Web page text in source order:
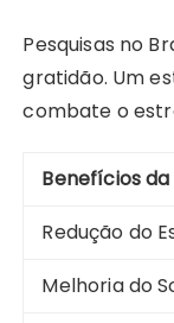
Pesquisas no
gratidão. Um
combate o
Benefícios
Redução do
Melhoria do